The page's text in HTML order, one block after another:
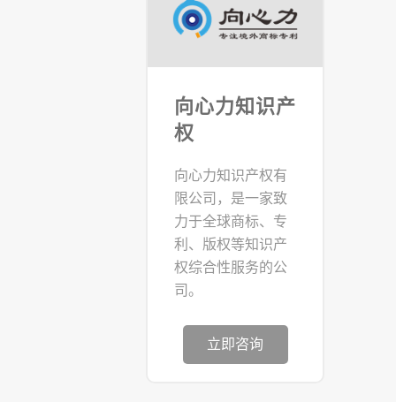
向心力知识产
权
向心力知识产权有
限公司，是一家致
力于全球商标、专
利、版权等知识产
权综合性服务的公
司。
立即咨询